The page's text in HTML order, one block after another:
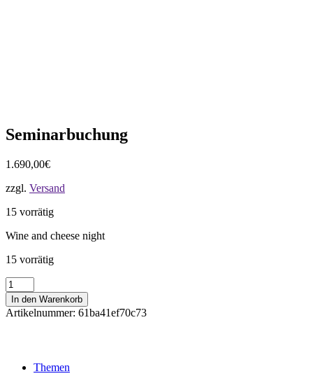
Seminarbuchung
1.690,00€
zzgl. Versand
15 vorrätig
Wine and cheese night
15 vorrätig
Seminarbuchung
Menge
In den Warenkorb
Artikelnummer: 61ba41ef70c73
Themen